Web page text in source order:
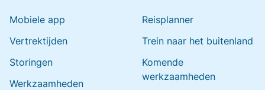
Mobiele app
Vertrektijden
Storingen
Werkzaamheden
Reisplanner
Trein naar het buitenland
Komende
werkzaamheden